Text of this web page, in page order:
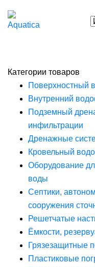
Категории товаров
Поверхностный
Внутренний
Подземный
инфильтрации
Дренажные
Кровельный
Оборудование
воды
Септики,
сооружения
Решетчатые
Ёмкости,
Грязезащитные
Пластиковые